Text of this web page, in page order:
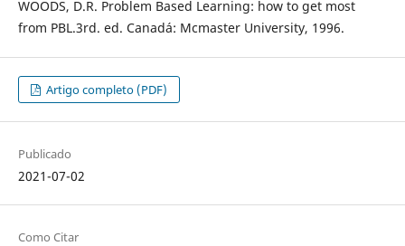
WOODS, D.R. Problem Based Learning: how to get most
from PBL.3rd. ed. Canadá: Mcmaster University, 1996.
Artigo completo (PDF)
Publicado
2021-07-02
Como Citar